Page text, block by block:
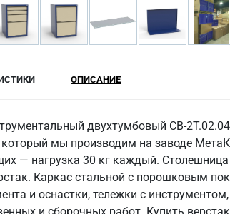
ОПИСАНИЕ
двухтумбовый СВ-
который мы производим на заводе
— нагрузка 30 кг каждый.
Каркас стальной с порошковым
и оснастки, тележки с